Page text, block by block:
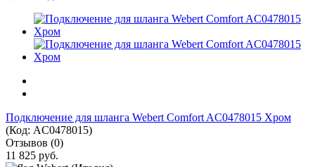
Подключение для шланга Webert Comfort AC0478015 Хром
(Код: AC0478015)
Отзывов (0)
11 825 руб.